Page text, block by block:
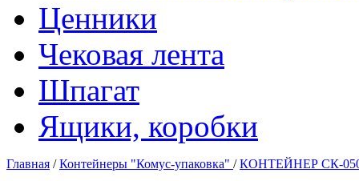
Ценники
Чековая лента
Шпагат
Ящики, коробки
Главная /Контейнеры "Комус-упаковка" /КОНТЕЙНЕР СК-050